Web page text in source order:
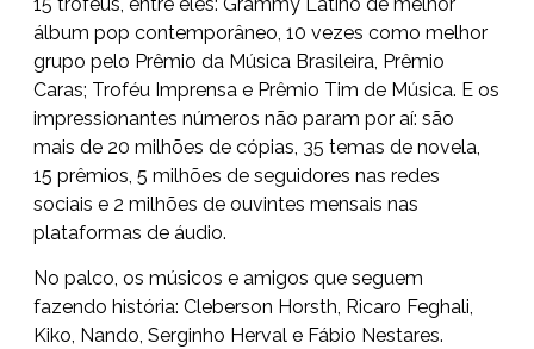
álbum pop contemporâneo, 10 vezes como melhor
grupo pelo Prêmio da Música Brasileira, Prêmio
Caras; Troféu Imprensa e Prêmio Tim de Música. E os
impressionantes números não param por aí: são
mais de 20 milhões de cópias, 35 temas de novela,
15 prêmios, 5 milhões de seguidores nas redes
sociais e 2 milhões de ouvintes mensais nas
plataformas de áudio.
No palco, os músicos e amigos que seguem
fazendo história: Cleberson Horsth, Ricaro Feghali,
Kiko, Nando, Serginho Herval e Fábio Nestares.